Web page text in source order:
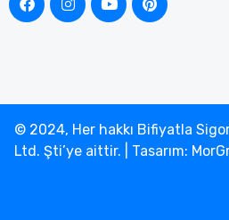
© 2024, Her hakkı Bifiyatla
Ltd. Şti’ye aittir. | Tasarım: